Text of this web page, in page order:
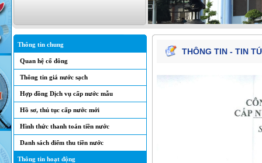
Thông tin chung
Quan hệ cổ đông
Thông tin giá nước sạch
Hợp đồng Dịch vụ cấp nước mẫu
Hồ sơ, thủ tục cấp nước mới
Hình thức thanh toán tiền nước
Danh sách điểm thu tiền nước
Thông tin hoạt động
THÔNG TIN - TIN